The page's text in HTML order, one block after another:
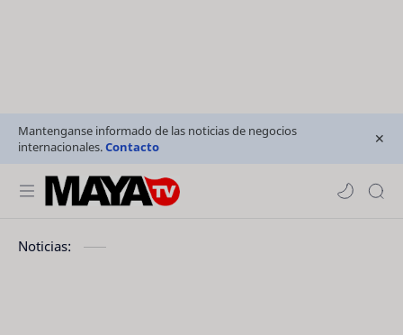
Mantenganse informado de las noticias de negocios
internacionales.Contacto
Noticias: